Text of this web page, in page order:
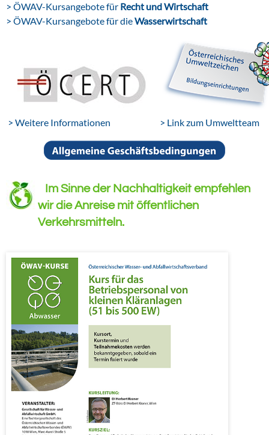
> ÖWAV-Kursangebote für Recht und Wirtschaft
> ÖWAV-Kursangebote für dieWasserwirtschaft
> Weitere Informationen > Link zum Umweltteam
Im Sinne der Nachhaltigkeit empfehlen
wir die Anreise mit öffentlichen
Verkehrsmitteln.